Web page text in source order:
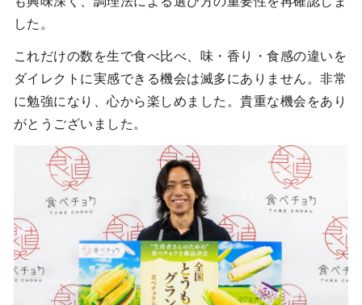
した。
これだけの数を生で食べ比べ、味・香り・食感の違いを
ダイレクトに実感できる機会は滅多にありません。非常
に勉強になり、心から楽しめました。貴重な機会をあり
がとうございました。